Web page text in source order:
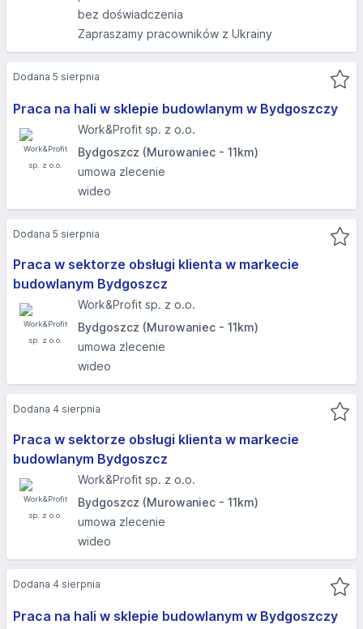
bez doświadczenia
Zapraszamy pracowników z Ukrainy
Praca na hali w sklepie budowlanym w Bydgoszczy
Work&Profit sp. z o.o.
Bydgoszcz (Murowaniec - 11km)
umowa zlecenie
wideo
Dodana 5 sierpnia
Praca w sektorze obsługi klienta w markecie
budowlanym Bydgoszcz
Work&Profit sp. z o.o.
Bydgoszcz (Murowaniec - 11km)
umowa zlecenie
wideo
Dodana 5 sierpnia
Praca w sektorze obsługi klienta w markecie
budowlanym Bydgoszcz
Work&Profit sp. z o.o.
Bydgoszcz (Murowaniec - 11km)
umowa zlecenie
wideo
Dodana 4 sierpnia
Praca na hali w sklepie budowlanym w Bydgoszczy
Dodana 4 sierpnia